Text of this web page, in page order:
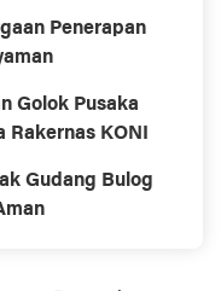
Penerapan
Golok Pusaka
KONI
Gudang Bulog